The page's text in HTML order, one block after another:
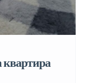
квартира